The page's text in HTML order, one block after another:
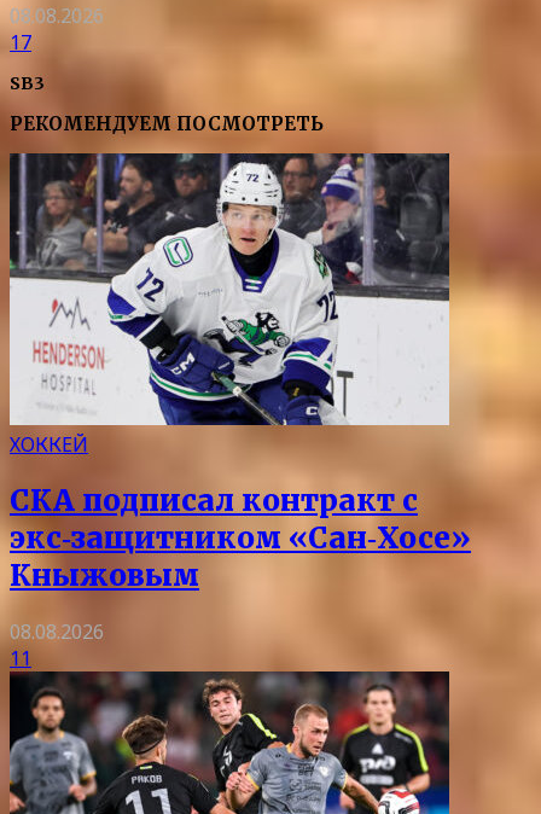
08.08.2026
17
SB3
РЕКОМЕНДУЕМ ПОСМОТРЕТЬ
ХОККЕЙ
СКА подписал контракт с
экс‑защитником «Сан‑Хосе»
Кныжовым
08.08.2026
11